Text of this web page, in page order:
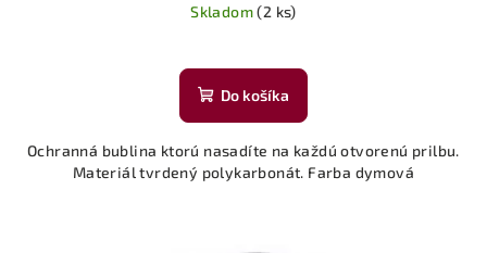
Skladom(2 ks)
Do košíka
Ochranná bublina ktorú nasadíte na každú otvorenú prilbu.
Materiál tvrdený polykarbonát. Farba dymová